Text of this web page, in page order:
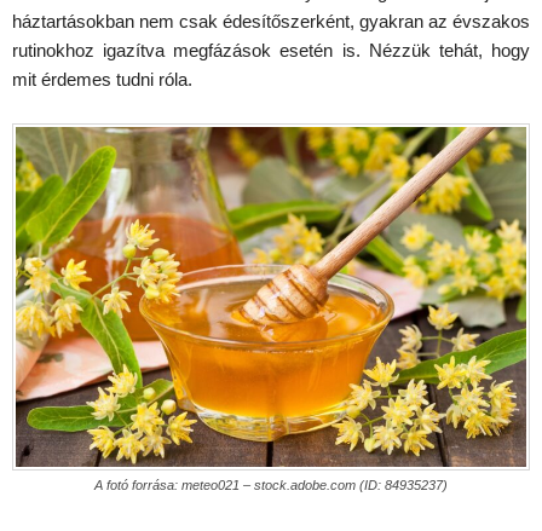
háztartásokban nem csak édesítőszerként, gyakran az évszakos
rutinokhoz igazítva megfázások esetén is. Nézzük tehát, hogy
mit érdemes tudni róla.
A fotó forrása: meteo021 – stock.adobe.com (ID: 84935237)